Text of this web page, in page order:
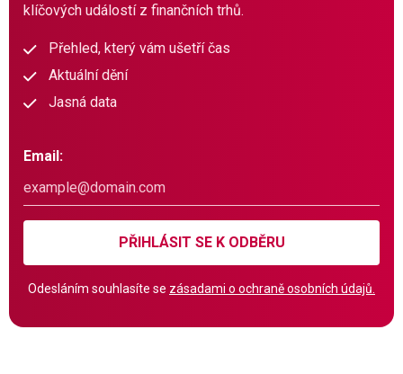
klíčových událostí z finančních trhů.
Přehled, který vám ušetří čas
Aktuální dění
Jasná data
Email:
PŘIHLÁSIT SE K ODBĚRU
Odesláním souhlasíte se zásadami o ochraně osobních údajů.